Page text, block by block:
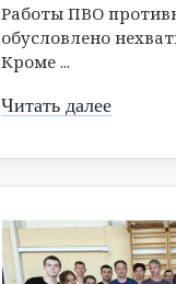
Работы ПВО
обусловлено
Кроме ...
Читать далее